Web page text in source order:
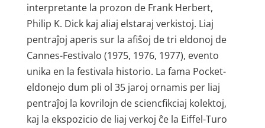
interpretante la prozon de Frank Herbert,
Philip K. Dick kaj aliaj elstaraj verkistoj. Liaj
pentraĵoj aperis sur la afiŝoj de tri eldonoj de
Cannes-Festivalo (1975, 1976, 1977), evento
unika en la festivala historio. La fama Pocket-
eldonejo dum pli ol 35 jaroj ornamis per liaj
pentraĵoj la kovrilojn de sciencfikciaj kolektoj,
kaj la ekspozicio de liaj verkoj ĉe la Eiffel-Turo